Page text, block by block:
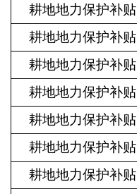
耕地地力保护补贴
耕地地力保护补贴
耕地地力保护补贴
耕地地力保护补贴
耕地地力保护补贴
耕地地力保护补贴
耕地地力保护补贴